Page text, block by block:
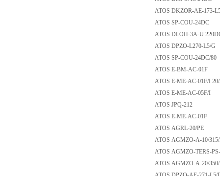
ATOS DKZOR-AE-
ATOS SP-COU-
ATOS DLOH-3A-U
ATOS DPZO-L270-
ATOS SP-COU-
ATOS E-BM-AC-
ATOS E-ME-AC-
ATOS E-ME-AC-
ATOS JPQ-212
ATOS E-ME-AC-
ATOS AGRL-20/
ATOS AGMZO-A-
ATOS AGMZO-
ATOS AGMZO-A-